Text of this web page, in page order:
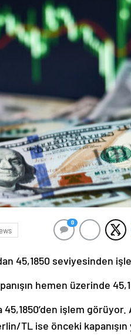
0
45,1850 seviyesinden
hemen üzerinde
işlem görüyor.
TL ise önceki kapanışın